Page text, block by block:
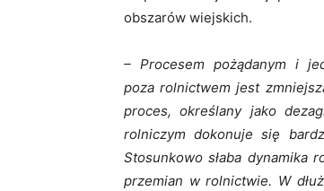
obszarów wiejskich.
– Procesem pożądanym i
poza rolnictwem jest
proces, określany jako
rolniczym dokonuje się
Stosunkowo słaba dynamika
przemian w rolnictwie. W